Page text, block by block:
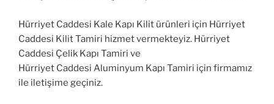
Hürriyet Caddesi Kale Kapı Kilit ürünleri için Hürriyet
Caddesi Kilit Tamiri hizmet vermekteyiz. Hürriyet
Caddesi Çelik Kapı Tamiri ve
Hürriyet Caddesi Aluminyum Kapı Tamiri için firmamız
ile iletişime geçiniz.